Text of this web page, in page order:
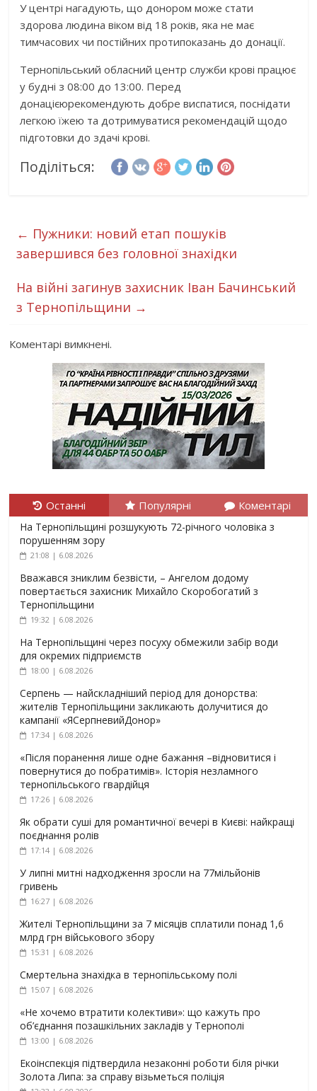
У центрі нагадують, що донором може стати
здорова людина віком від 18 років, яка не має
тимчасових чи постійних протипоказань додонації.
Тернопільський обласний центр служби крові працює
у будні з 08:00 до 13:00. Перед
донацієюрекомендують добре виспатися, поснідати
легкою їжею та дотримуватися рекомендацій щодо
підготовки до здачі крові.
Поділіться:
← Пужники: новий етап пошуків
завершився без головної знахідки
На війні загинув захисник Іван Бачинський
з Тернопільщини →
Коментарі вимкнені.
Останні Популярні Коментарі
На Тернопільщині розшукують 72-річного чоловіка з
порушенням зору
21:08 | 6.08.2026
Вважався зниклим безвісти, – Ангелом додому
повертається захисник Михайло Скоробогатий з
Тернопільщини
19:32 | 6.08.2026
На Тернопільщині через посуху обмежили забір води
для окремих підприємств
18:00 | 6.08.2026
Серпень — найскладніший період для донорства:
жителів Тернопільщини закликають долучитися до
кампанії «ЯСерпневийДонор»
17:34 | 6.08.2026
«Після поранення лише одне бажання –відновитися і
повернутися до побратимів». Історія незламного
тернопільського гвардійця
17:26 | 6.08.2026
Як обрати суші для романтичної вечері в Києві: найкращі
поєднання ролів
17:14 | 6.08.2026
У липні митні надходження зросли на 77мільйонів
гривень
16:27 | 6.08.2026
Жителі Тернопільщини за 7 місяців сплатили понад 1,6
млрд грн військового збору
15:31 | 6.08.2026
Смертельна знахідка в тернопільському полі
15:07 | 6.08.2026
«Не хочемо втратити колективи»: що кажуть про
об’єднання позашкільних закладів у Тернополі
13:00 | 6.08.2026
Екоінспекція підтвердила незаконні роботи біля річки
Золота Липа: за справу візьметься поліція